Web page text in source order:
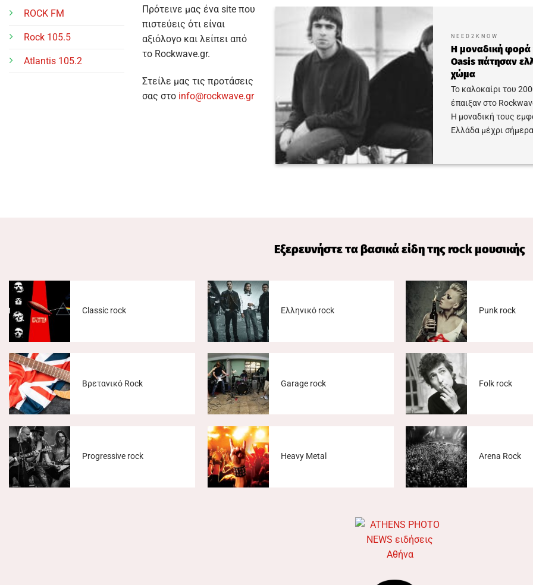
ROCK FM
Rock 105.5
Atlantis 105.2
Πρότεινε μας ένα site που
πιστεύεις ότι είναι
αξιόλογο και λείπει από
το Rockwave.gr.
Στείλε μας τις προτάσεις
σας στο info@rockwave.gr
NEED2KNOW
Η μοναδική φορά
Oasis πάτησαν
χώμα
Το καλοκαίρι του
έπαιξαν στο
Η μοναδική τους
Ελλάδα μέχρι
NEED2KNOW
Η γυναίκα που έδωσε
φωνή στο “The Dark Side
Η Clare Torry δεν ήξερε τι την
περίμενε στα EMI Studios το
Εξερευνήστε τα βασικά είδη της rock μουσικής
Classic rock Ελληνικό rock Punk rock
Βρετανικό Rock Garage rock Folk rock
Progressive rock Heavy Metal Arena Rock